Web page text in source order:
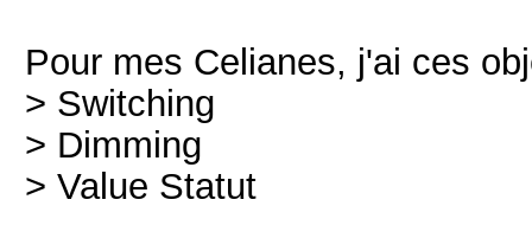
Pour mes Celianes, j'ai ces
> Switching
> Dimming
> Value Statut